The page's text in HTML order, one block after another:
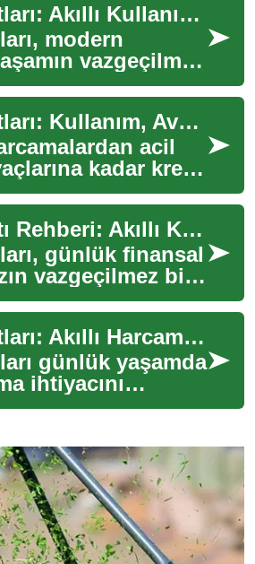
Kredi Kartları: Akıllı Kullanım Rehberi ve Finansal Avantajlar
modern
vazgeçilmez
biri haline geldi.
zorunluluğunu
Kredi Kartları: Kullanım, Avantajlar ve Doğru Seçim Rehberi
acil
kadar kredi
kolaylaştırır. Bu
kartının ç...
Kredi Kartı Rehberi: Akıllı Kullanım ve Doğru Tercih
günlük finansal
vazgeçilmez bir
geldi. Nakit
ortadan ...
Kredi Kartları: Akıllı Harcama ve Borç Yönetimi Rehberi
günlük yaşamda
ihtiyacını
alışveriş ve
kolaylık